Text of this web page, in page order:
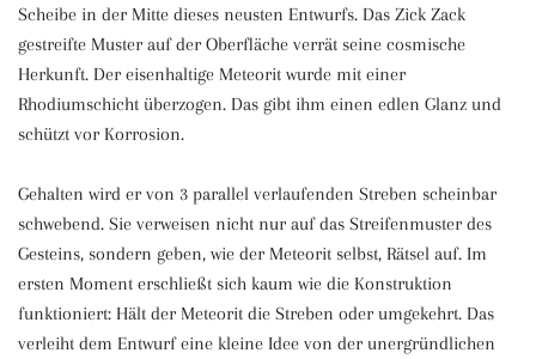
Scheibe in der Mitte dieses neusten Entwurfs. Das Zick Zack
gestreifte Muster auf der Oberfläche verrät seine cosmische
Herkunft. Der eisenhaltige Meteorit wurde mit einer
Rhodiumschicht überzogen. Das gibt ihm einen edlen Glanz und
schützt vor Korrosion.
Gehalten wird er von 3 parallel verlaufenden Streben scheinbar
schwebend. Sie verweisen nicht nur auf das Streifenmuster des
Gesteins, sondern geben, wie der Meteorit selbst, Rätsel auf. Im
ersten Moment erschließt sich kaum wie die Konstruktion
funktioniert: Hält der Meteorit die Streben oder umgekehrt. Das
verleiht dem Entwurf eine kleine Idee von der unergründlichen